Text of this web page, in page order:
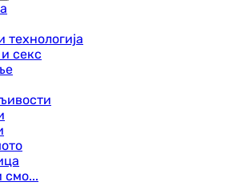
технологија
секс
смо...